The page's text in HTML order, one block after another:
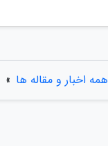
همه اخبار و مقاله ها »